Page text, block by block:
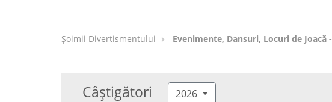
Şoimii Divertismentului Evenimente, Dansuri, Locuri de Joacă
Câștigători 2026